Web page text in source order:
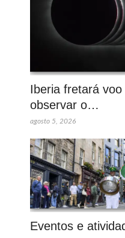
Iberia fretará
observar o…
agosto 5, 2026
Eventos e